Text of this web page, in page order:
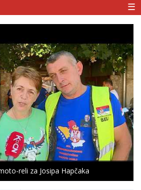
☰
reli za Josipa Hapčaka